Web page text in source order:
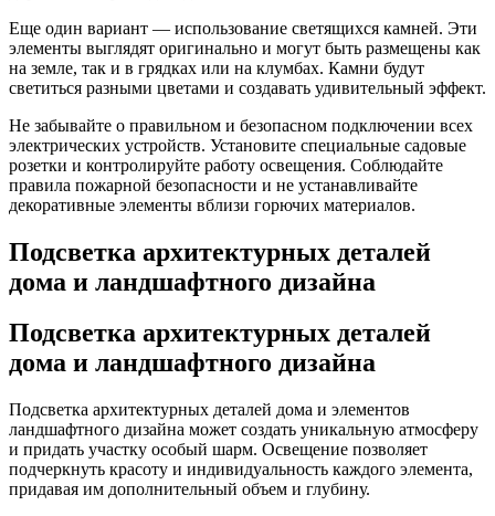
Еще один вариант — использование светящихся камней. Эти
элементы выглядят оригинально и могут быть размещены как
на земле, так и в грядках или на клумбах. Камни будут
светиться разными цветами и создавать удивительный эффект.
Не забывайте о правильном и безопасном подключении всех
электрических устройств. Установите специальные садовые
розетки и контролируйте работу освещения. Соблюдайте
правила пожарной безопасности и не устанавливайте
декоративные элементы вблизи горючих материалов.
Подсветка архитектурных деталей
дома и ландшафтного дизайна
Подсветка архитектурных деталей
дома и ландшафтного дизайна
Подсветка архитектурных деталей дома и элементов
ландшафтного дизайна может создать уникальную атмосферу
и придать участку особый шарм. Освещение позволяет
подчеркнуть красоту и индивидуальность каждого элемента,
придавая им дополнительный объем и глубину.